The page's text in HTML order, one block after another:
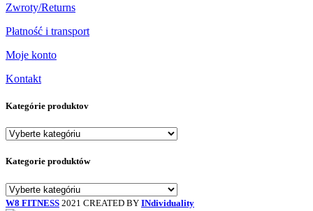
Zwroty/Returns
Płatność i transport
Moje konto
Kontakt
Kategórie produktov
Kategorie produktów
W8 FITNESS 2021 CREATED BY INdividuality